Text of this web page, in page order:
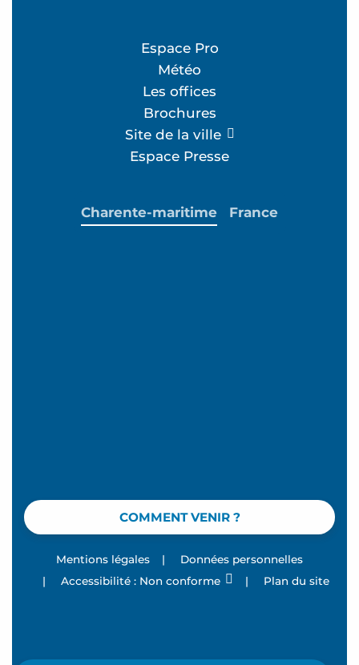
Espace Pro
Météo
Les offices
Brochures
Site de la ville
Espace Presse
COMMENT VENIR ?
Charente-maritime France
Mentions légales |
Données personnelles
|
Accessibilité : Non conforme | Plan du site